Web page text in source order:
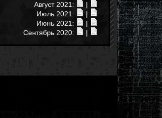
Август 2021:
|
Июль 2021:
|
Июнь 2021:
|
Сентябрь 2020:
|